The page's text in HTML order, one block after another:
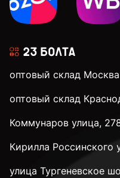
оптовый склад Москва
оптовый склад
Коммунаров улица,
Кирилла Россинского
улица Тургеневское